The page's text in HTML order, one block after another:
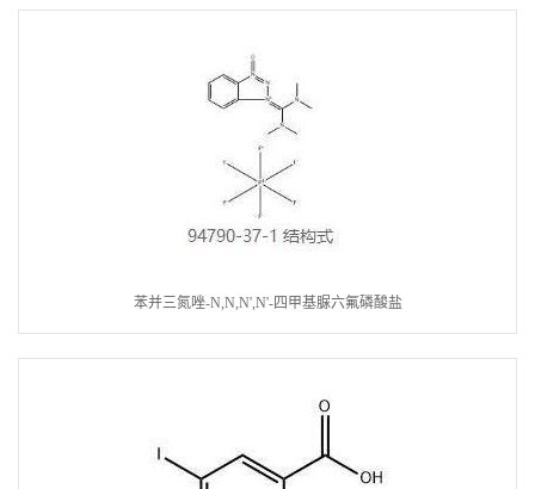
苯并三氮唑-N,N,N',N'-四甲基脲六氟磷酸盐